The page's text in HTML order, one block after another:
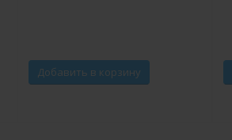
Добавить в корзину